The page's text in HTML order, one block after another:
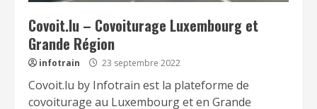
Covoit.lu – Covoiturage Luxembourg et
Grande Région
infotrain 23 septembre 2022
Covoit.lu by Infotrain est la plateforme de
covoiturage au Luxembourg et en Grande